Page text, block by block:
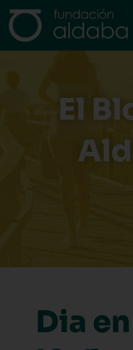
contenido
El
Dia en